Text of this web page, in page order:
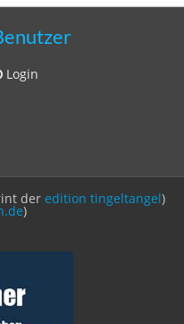
Login
der edition tingeltangel)
)